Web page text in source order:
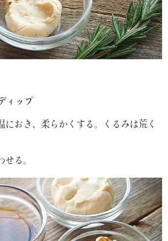
ィップ
におき、柔らかくする。くるみは荒く
る。